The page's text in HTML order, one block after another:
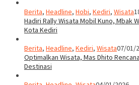
Berita, Headline, Hobi, Kediri, Wisata
Hadiri Rally Wisata Mobil Kuno, Mbak
Kota Kediri
Berita, Headline, Kediri, Wisata07/01/
Optimalkan Wisata, Mas Dhito
Destinasi